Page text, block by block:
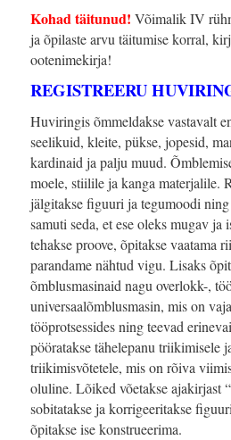
Kohad täitunud! Võimalik IV
ja õpilaste arvu täitumise korral,
ootenimekirja!
REGISTREERU
Huviringis õmmeldakse vastavalt
seelikuid, kleite, pükse, jopesid,
kardinaid ja palju muud.
moele, stiilile ja kanga materjalile.
jälgitakse figuuri ja tegumoodi
samuti seda, et ese oleks mugav ja
tehakse proove, õpitakse vaatama
parandame nähtud vigu. Lisaks
õmblusmasinaid nagu overlokk-,
universaalõmblusmasin, mis on
tööprotsessides ning teevad
pööratakse tähelepanu triikimisele
triikimisvõtetele, mis on rõiva
oluline. Lõiked võetakse ajakirjast
sobitatakse ja korrigeeritakse
õpitakse ise konstrueerima.